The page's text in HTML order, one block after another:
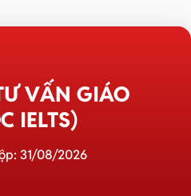
VẤN GIÁO
IELTS)
31/08/2026